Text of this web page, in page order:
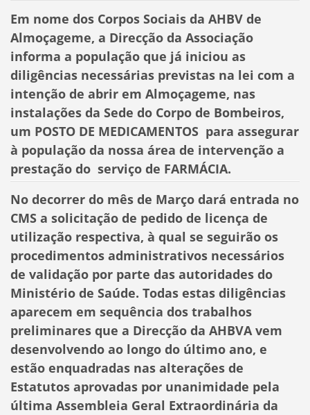
Em nome dos Corpos Sociais da AHBV de
Almoçageme, a Direcção da Associação
informa a população que já iniciou as
diligências necessárias previstas na lei com a
intenção de abrir em Almoçageme, nas
instalações da Sede do Corpo de Bombeiros,
um POSTO DE MEDICAMENTOS para assegurar
à população da nossa área de intervenção a
prestação do serviço de FARMÁCIA.
No decorrer do mês de Março dará entrada no
CMS a solicitação de pedido de licença de
utilização respectiva, à qual se seguirão os
procedimentos administrativos necessários
de validação por parte das autoridades do
Ministério de Saúde. Todas estas diligências
aparecem em sequência dos trabalhos
preliminares que a Direcção da AHBVA vem
desenvolvendo ao longo do último ano, e
estão enquadradas nas alterações de
Estatutos aprovadas por unanimidade pela
última Assembleia Geral Extraordinária da